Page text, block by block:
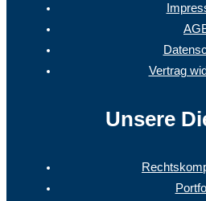
Vertrag
Unsere